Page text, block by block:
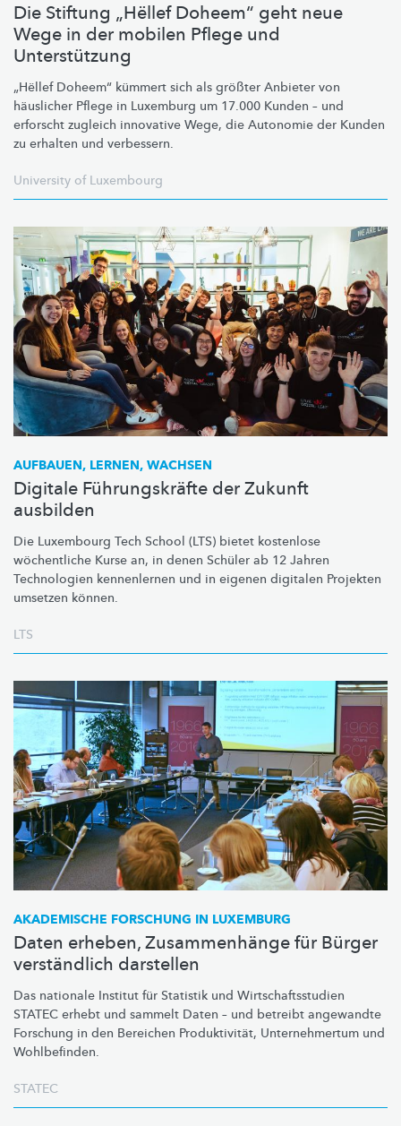
Die Stiftung „Hëllef Doheem“ geht neue
Wege in der mobilen Pflege und
Unterstützung
„Hëllef Doheem“ kümmert sich als größter Anbieter von
häuslicher Pflege in Luxemburg um 17.000 Kunden – und
erforscht zugleich innovative Wege, die Autonomie der Kunden
zu erhalten und verbessern.
University of Luxembourg
AUFBAUEN, LERNEN, WACHSEN
Digitale Führungskräfte der Zukunft
ausbilden
Die Luxembourg Tech School (LTS) bietet kostenlose
wöchentliche Kurse an, in denen Schüler ab 12 Jahren
Technologien kennenlernen und in eigenen digitalen Projekten
umsetzen können.
LTS
AKADEMISCHE FORSCHUNG IN LUXEMBURG
Daten erheben, Zusammenhänge für Bürger
verständlich darstellen
Das nationale Institut für Statistik und Wirtschaftsstudien
STATEC erhebt und sammelt Daten – und betreibt angewandte
Forschung in den Bereichen Produktivität, Unternehmertum und
Wohlbefinden.
STATEC